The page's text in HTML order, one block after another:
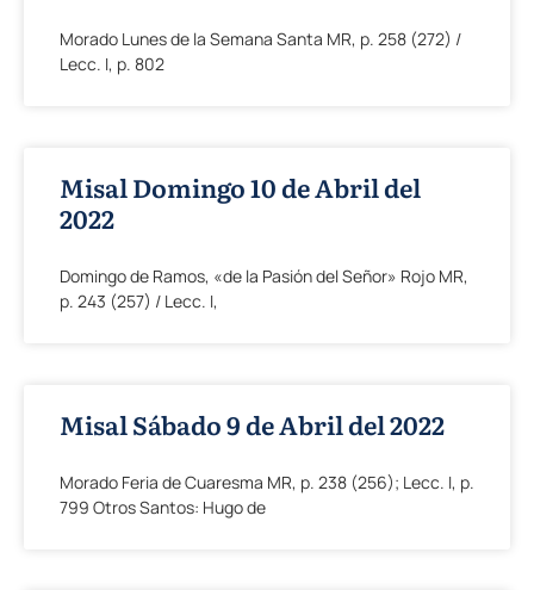
Morado Lunes de la Semana Santa MR, p. 258 (272) /
Lecc. I, p. 802
Misal Domingo 10 de Abril del
2022
Domingo de Ramos, «de la Pasión del Señor» Rojo MR,
p. 243 (257) / Lecc. I,
Misal Sábado 9 de Abril del 2022
Morado Feria de Cuaresma MR, p. 238 (256); Lecc. I, p.
799 Otros Santos: Hugo de